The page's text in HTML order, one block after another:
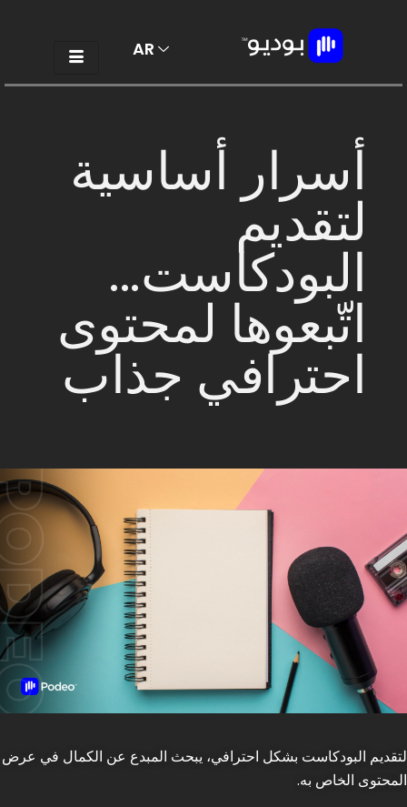
AR
أسرار أساسية
لتقديم
البودكاست...
اتّبعوها لمحتوى
احترافي جذاب
لتقديم البودكاست بشكل احترافي، يبحث المبدع عن الكمال في عرض
المحتوى الخاص به.